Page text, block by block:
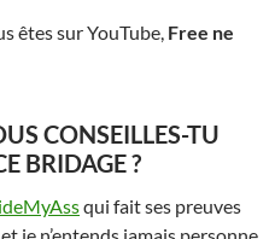
êtes sur YouTube, Free ne
CONSEILLES-TU
BRIDAGE ?
qui fait ses preuves